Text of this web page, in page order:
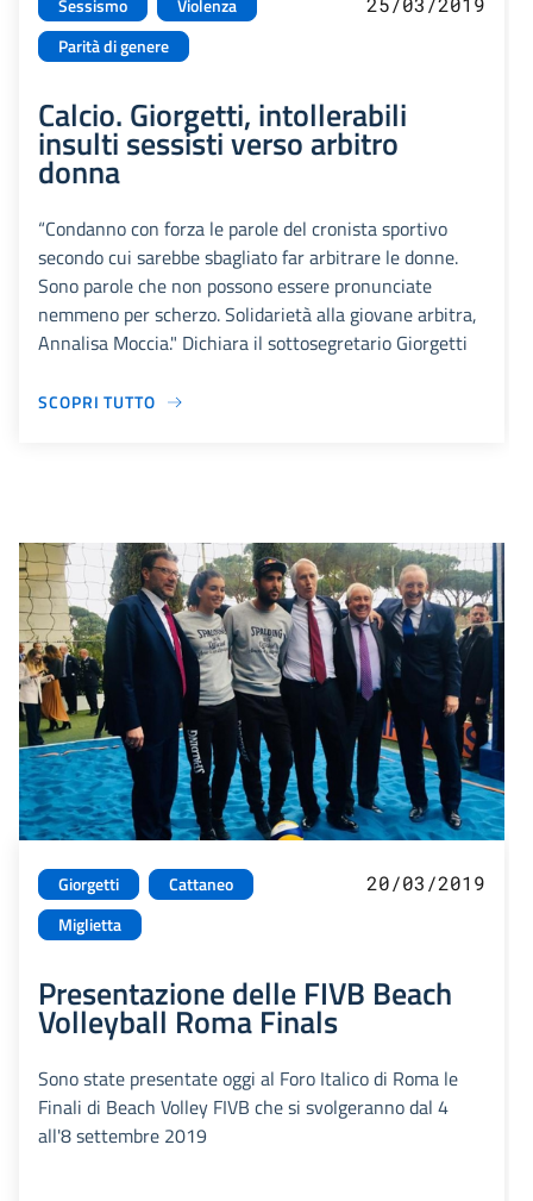
Sessismo
Violenza
Parità di genere
Calcio. Giorgetti, intollerabili
insulti sessisti verso arbitro
donna
“Condanno con forza le parole del cronista sportivo
secondo cui sarebbe sbagliato far arbitrare le donne.
Sono parole che non possono essere pronunciate
nemmeno per scherzo. Solidarietà alla giovane arbitra,
Annalisa Moccia." Dichiara il sottosegretario Giorgetti
SCOPRI TUTTO
Giorgetti
Cattaneo
Miglietta
20/03/2019
Presentazione delle FIVB Beach
Volleyball Roma Finals
Sono state presentate oggi al Foro Italico di Roma le
Finali di Beach Volley FIVB che si svolgeranno dal 4
all'8 settembre 2019